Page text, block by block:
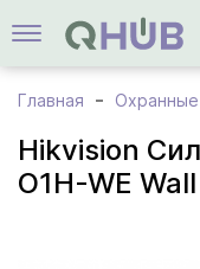
Главная
Hikvision
O1H-WE